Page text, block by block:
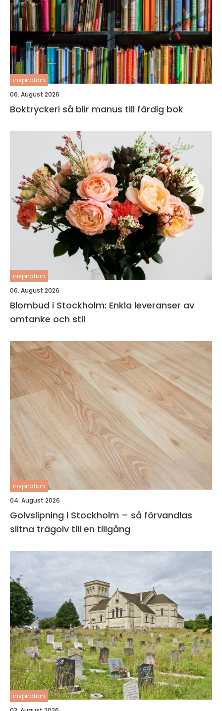
inspiration
06. August 2026
Boktryckeri så blir manus till färdig bok
inspiration
06. August 2026
Blombud i Stockholm: Enkla leveranser av
omtanke och stil
inspiration
04. August 2026
Golvslipning i Stockholm – så förvandlas
slitna trägolv till en tillgång
inspiration